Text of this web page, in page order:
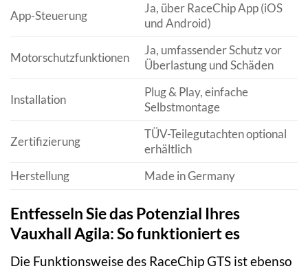
App-Steuerung
Ja, über RaceChip App (iOS
und Android)
Motorschutzfunktionen
Ja, umfassender Schutz vor
Überlastung und Schäden
Installation
Plug & Play, einfache
Selbstmontage
Zertifizierung
TÜV-Teilegutachten optional
erhältlich
Herstellung
Made in Germany
Entfesseln Sie das Potenzial Ihres
Vauxhall Agila: So funktioniert es
Die Funktionsweise des RaceChip GTS ist ebenso